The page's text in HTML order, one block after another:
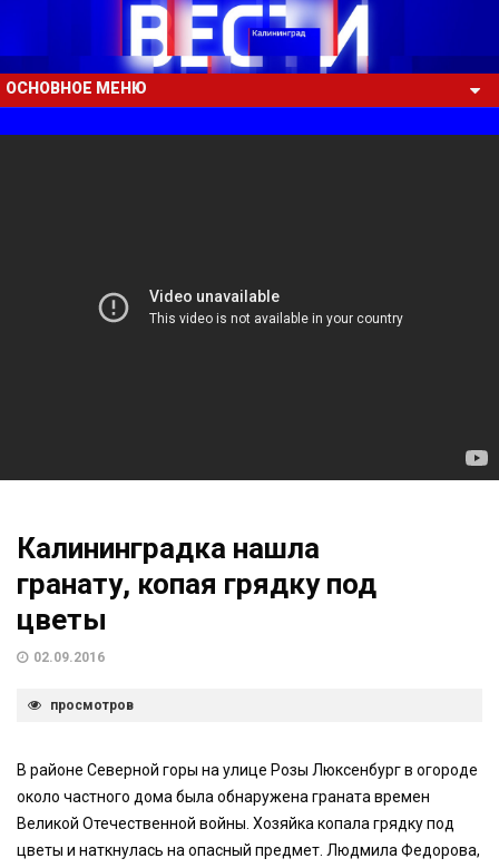
ОСНОВНОЕ МЕНЮ
Калининградка нашла
гранату, копая грядку под
цветы
02.09.2016
просмотров
В районе Северной горы на улице Розы Люксенбург в огороде
около частного дома была обнаружена граната времен
Великой Отечественной войны. Хозяйка копала грядку под
цветы и наткнулась на опасный предмет. Людмила Федорова,